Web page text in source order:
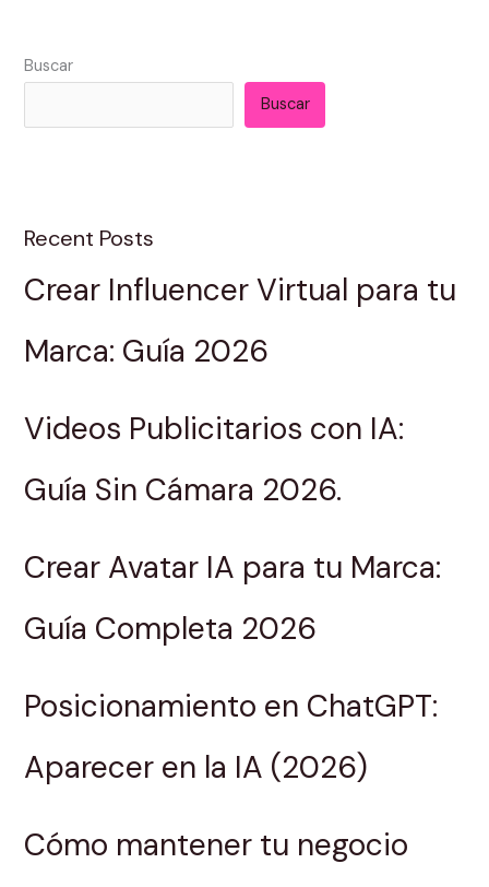
Buscar
Buscar
Recent Posts
Crear Influencer Virtual para tu
Marca: Guía 2026
Videos Publicitarios con IA:
Guía Sin Cámara 2026.
Crear Avatar IA para tu Marca:
Guía Completa 2026
Posicionamiento en ChatGPT:
Aparecer en la IA (2026)
Cómo mantener tu negocio